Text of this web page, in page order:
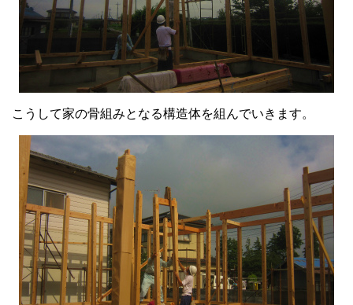
こうして家の骨組みとなる構造体を組んでいきます。